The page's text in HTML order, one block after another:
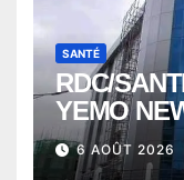
SANTÉ
RDC/
YEMO
PERD LE
6 AOÛT 2026